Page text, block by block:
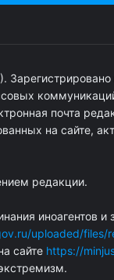
почта
на сайте,
редакции.
иноагентов
uploaded/
сайте https://